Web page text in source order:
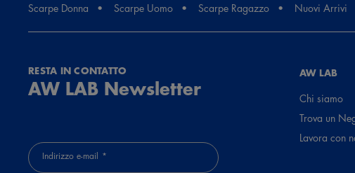
Scarpe Donna Scarpe Uomo Scarpe Ragazzo Nuovi Arrivi
RESTA IN CONTATTO
AW LAB Newsletter
Indirizzo e-mail
AW LAB
Chi siamo
Trova un
Lavora con